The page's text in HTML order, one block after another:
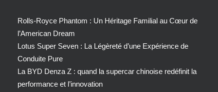
Rolls-Royce Phantom : Un Héritage Familial au Cœur de
l’American Dream
Lotus Super Seven : La Légèreté d’une Expérience de
Conduite Pure
La BYD Denza Z : quand la supercar chinoise redéfinit la
performance et l’innovation